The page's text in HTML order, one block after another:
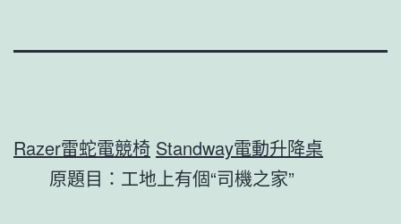
Razer雷蛇電競椅 Standway電動升降桌
原題目：工地上有個“司機之家”